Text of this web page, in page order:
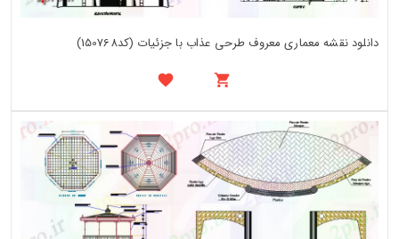
دانلود نقشه معماری معروف طرحی عذاب با جزئیات (کد150768)